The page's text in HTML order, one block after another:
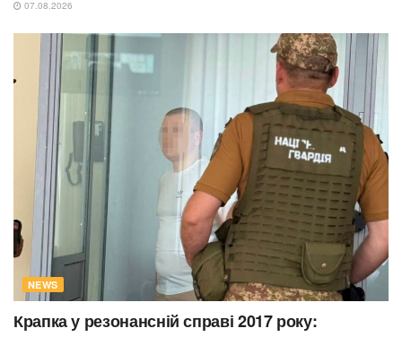
07.08.2026
NEWS
Крапка у резонансній справі 2017 року: